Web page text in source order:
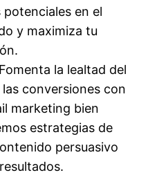
en el
y maximiza tu
Fomenta la lealtad del
conversiones con
marketing bien
estrategias de
persuasivo